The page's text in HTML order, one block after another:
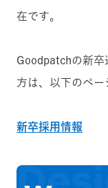
在です。
Goodpatchの新卒
方は、以下のペー
新卒採用情報